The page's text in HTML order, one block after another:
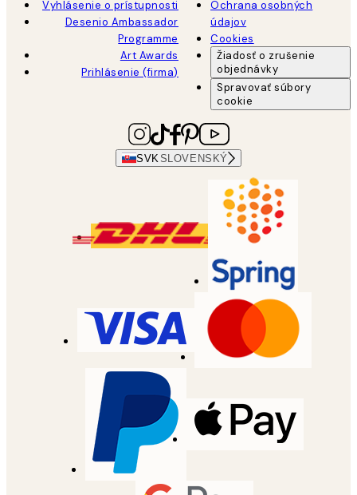
Vyhlásenie o prístupnosti
Desenio Ambassador
Programme
Art Awards
Prihlásenie (firma)
Ochrana osobných
údajov
Cookies
Žiadosť o zrušenie
objednávky
Spravovať súbory
cookie
SVK SLOVENSKÝ